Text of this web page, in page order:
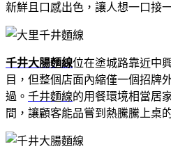
新鮮且口感出色，讓人想一口接
千井大腸麵線位在塗城路靠近中
目，但整個店面內縮僅一個招牌
過。 千井麵線的用餐環境相當居
間，讓顧客能品嘗到熱騰騰上桌